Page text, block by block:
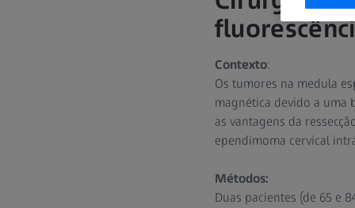
Contexto:
Os tumores na medula
magnética devido a uma
as vantagens da
ependimoma cervical
Métodos:
Duas pacientes (de 65 e